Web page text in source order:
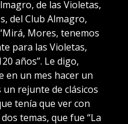
de las Violetas,
del Club Almagro,
Mores, tenemos
para las Violetas,
años”. Le digo,
en un mes hacer un
un rejunte de clásicos
tenía que ver con
temas, que fue “La